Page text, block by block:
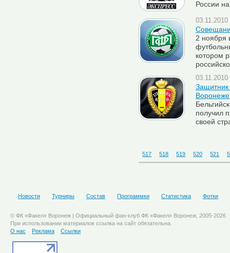
России
2 ноября
котором
Защитник
Воронеже
получил
своей
517 518 519 520 521
Новости Турниры Состав Программки Статистика Фотки
© ФК «Факел» Воронеж | Официальный фан-клуб ФК «Факел» Воронеж, 2005-2026
При использовании материалов ссылка на сайт обязательна.
О нас
Реклама Ссылки